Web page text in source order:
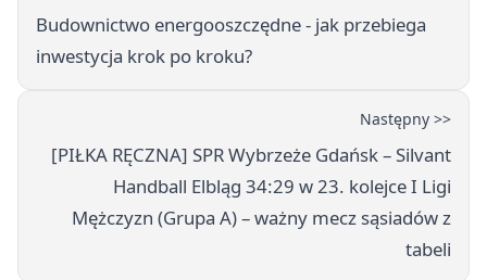
Budownictwo energooszczędne - jak przebiega
inwestycja krok po kroku?
Następny >>
[PIŁKA RĘCZNA] SPR Wybrzeże Gdańsk – Silvant
Handball Elbląg 34:29 w 23. kolejce I Ligi
Mężczyzn (Grupa A) – ważny mecz sąsiadów z
tabeli